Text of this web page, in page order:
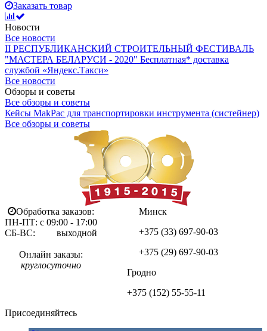
Заказать товар
Новости
Все новости
II РЕСПУБЛИКАНСКИЙ СТРОИТЕЛЬНЫЙ ФЕСТИВАЛЬ
"МАСТЕРА БЕЛАРУСИ - 2020" Бесплатная* доставка
службой «Яндекс.Такси»
Все новости
Обзоры и советы
Все обзоры и советы
Кейсы MakPac для транспортировки инструмента (систейнер)
Все обзоры и советы
Обработка заказов:
ПН-ПТ: с 09:00 - 17:00
СБ-ВС: выходной
Онлайн заказы:
круглосуточно
Минск
+375 (33) 697-90-03
+375 (29) 697-90-03
Гродно
+375 (152) 55-55-11
Присоединяйтесь